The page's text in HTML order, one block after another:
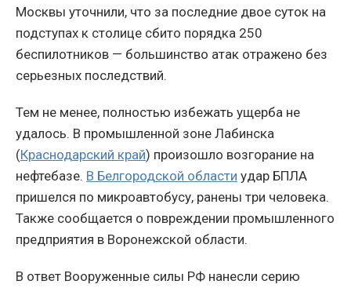
Москвы уточнили, что за последние двое суток на
подступах к столице сбито порядка 250
беспилотников — большинство атак отражено без
серьезных последствий.
Тем не менее, полностью избежать ущерба не
удалось. В промышленной зоне Лабинска
(Краснодарский край) произошло возгорание на
нефтебазе. В Белгородской области удар БПЛА
пришелся по микроавтобусу, ранены три человека.
Также сообщается о повреждении промышленного
предприятия в Воронежской области.
В ответ Вооруженные силы РФ нанесли серию